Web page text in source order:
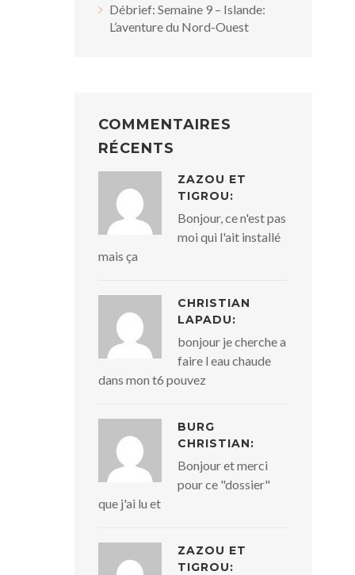
Débrief: Semaine 9 – Islande:
L’aventure du Nord-Ouest
COMMENTAIRES
RÉCENTS
ZAZOU ET
TIGROU:
Bonjour, ce n'est pas
moi qui l'ait installé
mais ça
CHRISTIAN
LAPADU:
bonjour je cherche a
faire l eau chaude
dans mon t6 pouvez
BURG
CHRISTIAN:
Bonjour et merci
pour ce "dossier"
que j'ai lu et
ZAZOU ET
TIGROU: